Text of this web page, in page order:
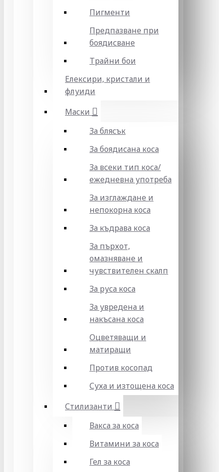
Пигменти
Предпазване при
боядисване
Трайни бои
Елексири, кристали и
флуиди
Маски
За блясък
За боядисана коса
За всеки тип коса/
ежедневна употреба
За изглаждане и
непокорна коса
За къдрава коса
За пърхот,
омазняване и
чувствителен скалп
За руса коса
За увредена и
накъсана коса
Оцветяващи и
матиращи
Против косопад
Суха и изтощена коса
Стилизанти
Вакса за коса
Витамини за коса
Гел за коса